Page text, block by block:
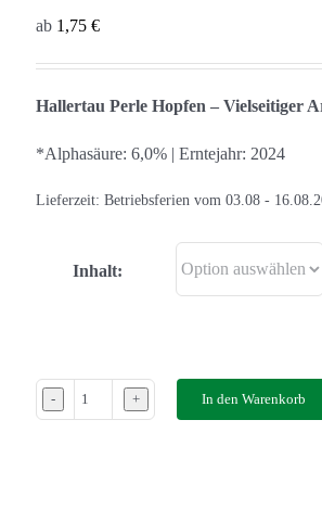
ab 1,75 €
Hallertau Perle Hopfen – Vielseitiger
*Alphasäure: 6,0% | Erntejahr: 2024
Lieferzeit: Betriebsferien vom 03.08 -
Inhalt:
Hallertau
In den Warenkorb